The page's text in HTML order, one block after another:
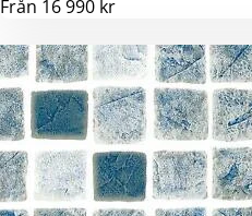
Från 16 990 kr